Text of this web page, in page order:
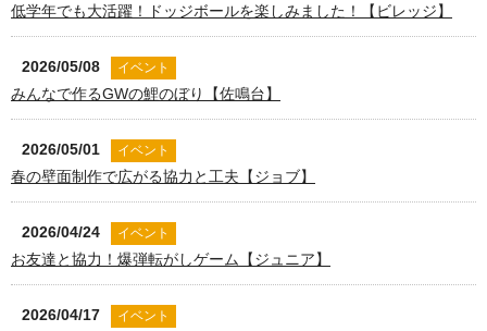
低学年でも大活躍！ドッジボールを楽しみました！【ビレッジ】
2026/05/08 イベント
みんなで作るGWの鯉のぼり【佐鳴台】
2026/05/01 イベント
春の壁面制作で広がる協力と工夫【ジョブ】
2026/04/24 イベント
お友達と協力！爆弾転がしゲーム【ジュニア】
2026/04/17 イベント